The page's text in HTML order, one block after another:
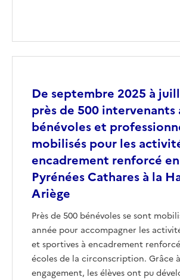
De septembre 2025 à
près de 500 intervenants
bénévoles et
mobilisés pour les
encadrement renforcé en
Pyrénées Cathares à la
Ariège
Près de 500 bénévoles se sont
année pour accompagner les
et sportives à encadrement
écoles de la circonscription. Grâce
engagement, les élèves ont pu